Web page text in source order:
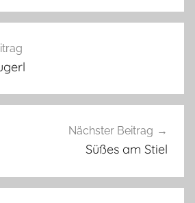
r
Nächster Beitrag
Süßes am Stiel